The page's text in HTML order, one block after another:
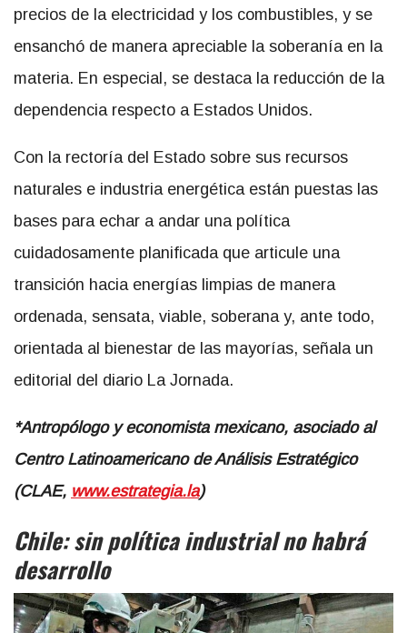
precios de la electricidad y los combustibles, y se
ensanchó de manera apreciable la soberanía en la
materia. En especial, se destaca la reducción de la
dependencia respecto a Estados Unidos.
Con la rectoría del Estado sobre sus recursos
naturales e industria energética están puestas las
bases para echar a andar una política
cuidadosamente planificada que articule una
transición hacia energías limpias de manera
ordenada, sensata, viable, soberana y, ante todo,
orientada al bienestar de las mayorías, señala un
editorial del diario La Jornada.
*Antropólogo y economista mexicano, asociado al
Centro Latinoamericano de Análisis Estratégico
(CLAE, www.estrategia.la)
Chile: sin política industrial no habrá
desarrollo